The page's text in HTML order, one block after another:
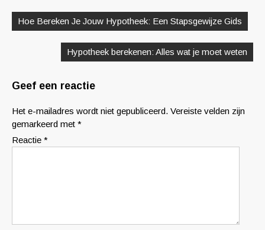
Hoe Bereken Je Jouw Hypotheek: Een Stapsgewijze Gids
Hypotheek berekenen: Alles wat je moet weten
Geef een reactie
Het e-mailadres wordt niet gepubliceerd. Vereiste velden zijn
gemarkeerd met *
Reactie *